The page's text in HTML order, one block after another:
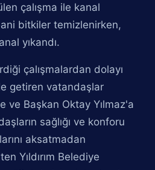
çalışma ile kanal
bitkiler temizlenirken,
yıkandı.
çalışmalardan dolayı
getiren vatandaşlar
ve Başkan Oktay Yılmaz'a
sağlığı ve konforu
aksatmadan
Yıldırım Belediye